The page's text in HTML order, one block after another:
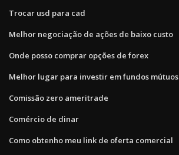
Trocar usd para cad
Melhor negociação de ações de baixo custo
Onde posso comprar opções de forex
Melhor lugar para investir em fundos mútuos
Comissão zero ameritrade
Comércio de dinar
Como obtenho meu link de oferta comercial